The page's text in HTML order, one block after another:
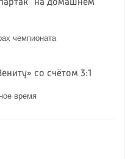
на домашнем
чемпионата
со счётом 3:1
время